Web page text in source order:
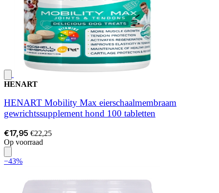
HENART
HENART Mobility Max eierschaalmembraam
gewrichtssupplement hond 100 tabletten
€17,95 €22,25
Op voorraad
−43%